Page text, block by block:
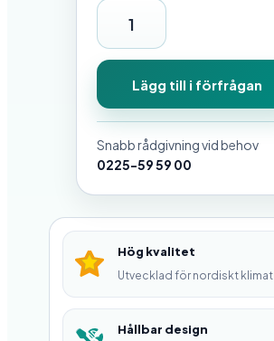
B
p
-
b
l
o
k
ä
n
g
Lägg till i förfrågan
Snabb rådgivning vid behov
0225-59 59 00
Hög kvalitet
Utvecklad för nordiskt klimat
Hållbar design